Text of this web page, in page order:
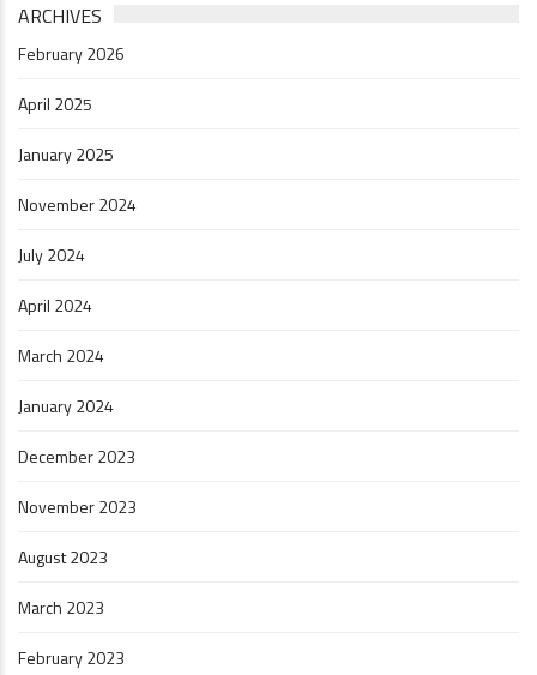
ARCHIVES
February 2026
April 2025
January 2025
November 2024
July 2024
April 2024
March 2024
January 2024
December 2023
November 2023
August 2023
March 2023
February 2023